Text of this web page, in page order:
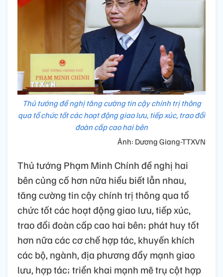
Thủ tướng đề nghị tăng cường tin cậy chính trị thông
qua tổ chức tốt các hoạt động giao lưu, tiếp xúc, trao đổi
đoàn cấp cao hai bên
Ảnh: Dương Giang-TTXVN
Thủ tướng Phạm Minh Chính đề nghị hai
bên củng cố hơn nữa hiểu biết lẫn nhau,
tăng cường tin cậy chính trị thông qua tổ
chức tốt các hoạt động giao lưu, tiếp xúc,
trao đổi đoàn cấp cao hai bên; phát huy tốt
hơn nữa các cơ chế hợp tác, khuyến khích
các bộ, ngành, địa phương đẩy mạnh giao
lưu, hợp tác; triển khai mạnh mẽ trụ cột hợp